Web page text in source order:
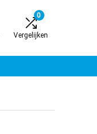
0
Vergelijken